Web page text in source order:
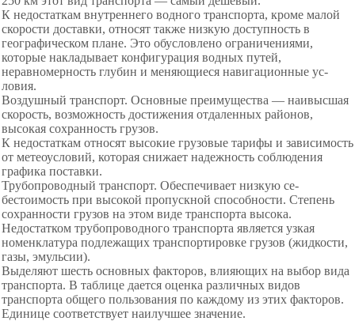
К недостаткам внутреннего водного транспорта, кроме малой
скорости доставки, относят также низкую доступ­ность в
географическом плане. Это обусловлено ограниче­ниями,
которые накладывает конфигурация водных путей,
неравномерность глубин и меняющиеся навигационные ус­
ловия.
Воздушный транспорт. Основные преимущества — наивысшая
скорость, возможность достижения отдаленных районов,
высокая сохранность грузов.
К недостаткам относят высокие грузовые тарифы и за­висимость
от метеоусловий, которая снижает надежность соблюдения
графика поставки.
Трубопроводный транспорт. Обеспечивает низкую се­
бестоимость при высокой пропускной способности. Степень
сохранности грузов на этом виде транспорта высока.
Недостатком трубопроводного транспорта является уз­кая
номенклатура подлежащих транспортировке грузов (жидкости,
газы, эмульсии).
Выделяют шесть основных факторов, влияющих на вы­бор вида
транспорта. В таблице дается оценка различных видов
транспорта общего пользования по каждому из этих факторов.
Единице соответствует наилучшее значение.